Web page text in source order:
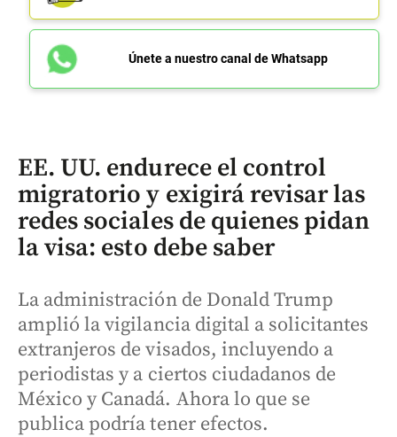
Únete a nuestro canal de Whatsapp
EE. UU. endurece el control
migratorio y exigirá revisar las
redes sociales de quienes pidan
la visa: esto debe saber
La administración de Donald Trump
amplió la vigilancia digital a solicitantes
extranjeros de visados, incluyendo a
periodistas y a ciertos ciudadanos de
México y Canadá. Ahora lo que se
publica podría tener efectos.